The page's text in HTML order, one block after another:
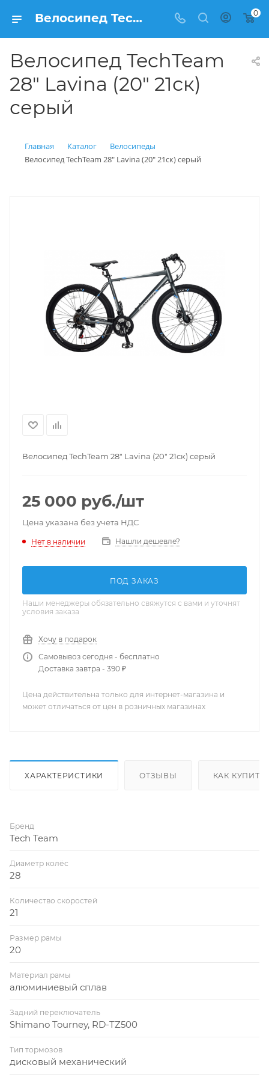
Велосипед TechTeam 28" Lavina (20" 21ск) серый купить: цена 25 000 рублей в Балашихе | Интернет магазин Вело150 0
Велосипед TechTeam
28" Lavina (20" 21ск)
серый
Главная Каталог
Велосипеды
Велосипед TechTeam 28" Lavina (20" 21ск) серый
Велосипед TechTeam 28" Lavina (20" 21ск) серый
25 000 руб./шт
Цена указана без учета НДС
Нет в наличии Нашли дешевле?
ПОД ЗАКАЗ
Наши менеджеры обязательно свяжутся с вами и уточнят
условия заказа
Хочу в подарок
Самовывоз сегодня - бесплатно
Доставка завтра - 390 ₽
Цена действительна только для интернет-магазина и
может отличаться от цен в розничных магазинах
ХАРАКТЕРИСТИКИ ОТЗЫВЫ КАК КУПИТЬ
Бренд
Tech Team
Диаметр колёс
28
Количество скоростей
21
Размер рамы
20
Материал рамы
алюминиевый сплав
Задний переключатель
Shimano Tourney, RD-TZ500
Тип тормозов
дисковый механический